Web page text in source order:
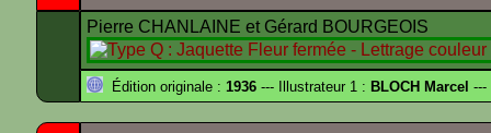
Pierre CHANLAINE et Gérard BOURGEOIS
Édition originale : 1936 --- Illustrateur 1 : BLOCH Marcel ---